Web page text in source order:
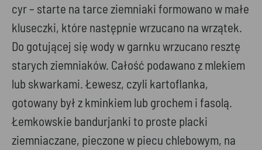
cyr – starte na tarce ziemniaki formowano w małe
kluseczki, które następnie wrzucano na wrzątek.
Do gotującej się wody w garnku wrzucano resztę
starych ziemniaków. Całość podawano z mlekiem
lub skwarkami. Łewesz, czyli kartoflanka,
gotowany był z kminkiem lub grochem i fasolą.
Łemkowskie bandurjanki to proste placki
ziemniaczane, pieczone w piecu chlebowym, na